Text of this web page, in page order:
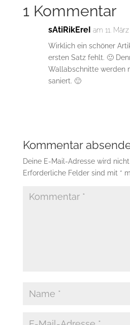
1 Kommentar
sAtiRikEreI am 11.
Wirklich ein schöner
ersten Satz fehlt. 🙂
Wallabschnitte werden
saniert. 🙂
Kommentar
Deine E-Mail-Adresse wird
Erforderliche Felder sind mit *